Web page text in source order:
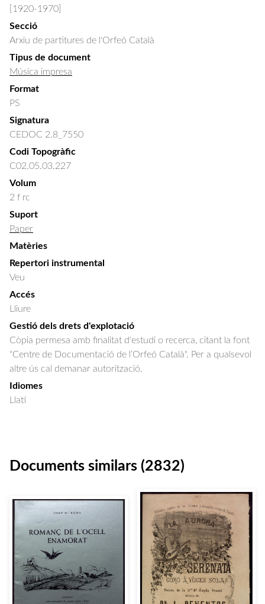
[1920-1970]
Secció
Arxiu de partitures de l'Orfeó Català
Tipus de document
Música impresa
Format
PS
Signatura
CEDOC 2.8_7550
Codi Topogràfic
C02.05.03.227
Volum
2 f rc
Suport
Paper
Matèries
Repertori instrumental
Veu
Accés
Lliure
Gestió dels drets d'explotació
Còpia permesa amb finalitat d'estudi o recerca, citant la font
"Centre de Documentació de l’Orfeó Català". Per a qualsevol
altre ús cal demanar autorització.
Idiomes
Llatí
Documents similars (2832)